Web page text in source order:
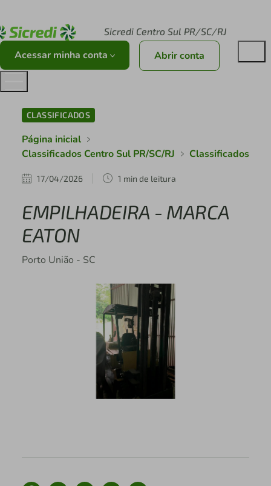
Sicredi Centro Sul PR/SC/RJ
Acessar minha conta Abrir conta
CLASSIFICADOS
Página inicial
Classificados Centro Sul PR/SC/RJ
Classificados
17/04/2026 1 min de leitura
EMPILHADEIRA - MARCA
EATON
Porto União - SC